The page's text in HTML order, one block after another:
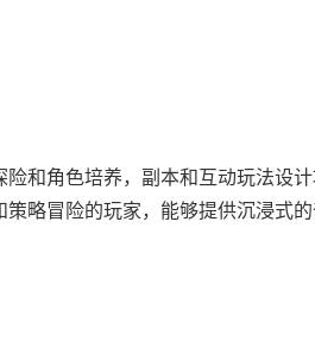
和角色培养，副本和互动玩法设
略冒险的玩家，能够提供沉浸式